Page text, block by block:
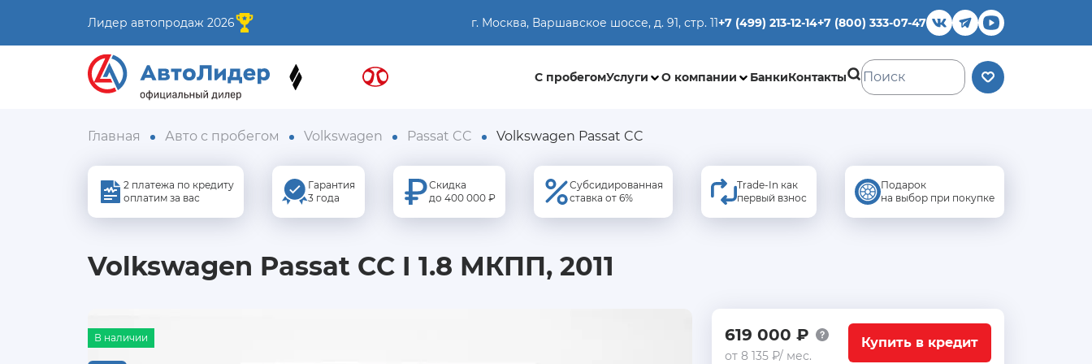
Лидер автопродаж 2026 г. Москва, Варшавское шоссе, д. 91, стр. 11+7 (499) 213-12-14+7 (800) 333-07-47
С пробегомУслуги О компании БанкиКонтакты
Главная Авто с пробегом Volkswagen Passat CC Volkswagen Passat CC
2 платежа по кредиту
оплатим за вас
Гарантия
3 года
Скидка
до 400 000 ₽
Субсидированная
ставка от 6%
Trade-In как
первый взнос
Подарок
на выбор при покупке
Volkswagen Passat CC I 1.8 МКПП, 2011
В наличии 619 000 ₽
от 8 135 ₽/ мес.
Купить в кредит